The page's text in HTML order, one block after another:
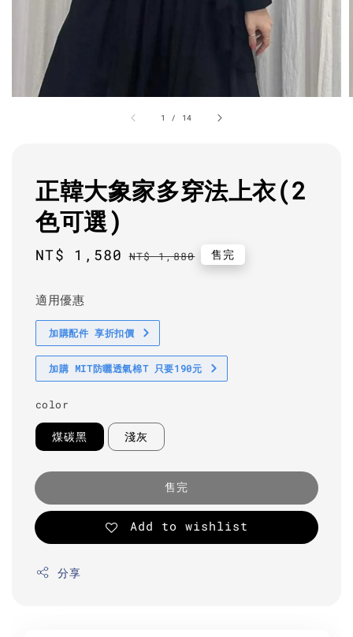
1 / 14
正韓大象家多穿法上衣(2
色可選)
Sale
NT$ 1,580 Regular
NT$ 1,880 售完
適用優惠
加購配件 享折扣價
加購 MIT防曬透氣棉T 只要190元
color
煤碳黑 淺灰
售完
Add to wishlist
分享